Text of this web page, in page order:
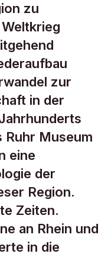
zu
zur
in der
Ruhr Museum
eine
der
Region.
Zeiten.
an Rhein und
in die